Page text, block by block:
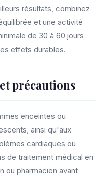
résultats, combinez
et une activité
de 30 à 60 jours
effets durables.
précautions
enceintes ou
ainsi qu'aux
cardiaques ou
de traitement médical en
ou pharmacien avant